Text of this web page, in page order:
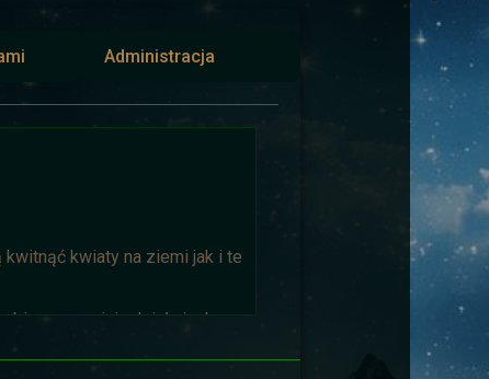
Administracja
kwitnąć kwiaty na ziemi jak i te
biorąca w niej udział niech